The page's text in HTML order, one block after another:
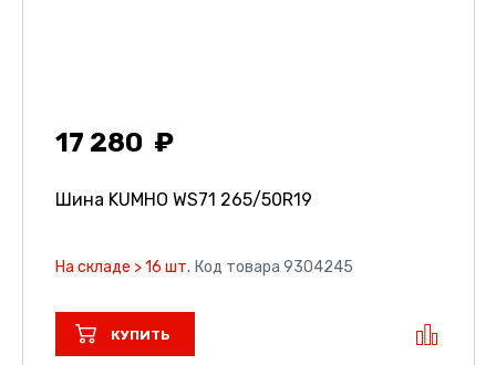
17 280
Шина KUMHO WS71 265/50R19
На складе > 16 шт. Код товара 9304245
КУПИТЬ